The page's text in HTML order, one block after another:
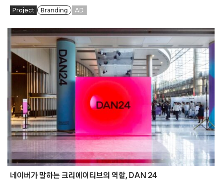
Project Branding AD
네이버가 말하는 크리에이티브의 역할, DAN 24